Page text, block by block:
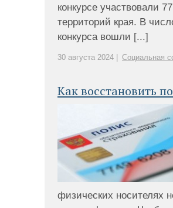
конкурсе участвовали
территорий края. В
конкурса вошли [...]
30 августа 2024 | Социальная
Как восстановить
физических носителях